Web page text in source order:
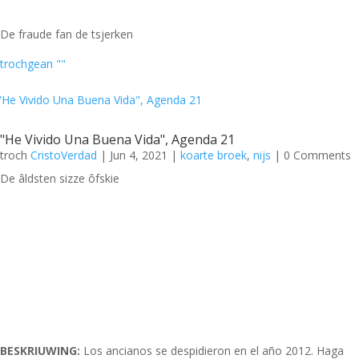
De fraude fan de tsjerken
trochgean ""
"He Vivido Una Buena Vida", Agenda 21
troch CristoVerdad | Jun 4, 2021 | koarte broek, nijs | 0 Comments
De âldsten sizze ôfskie
BESKRIUWING: Los ancianos se despidieron en el año 2012. Haga